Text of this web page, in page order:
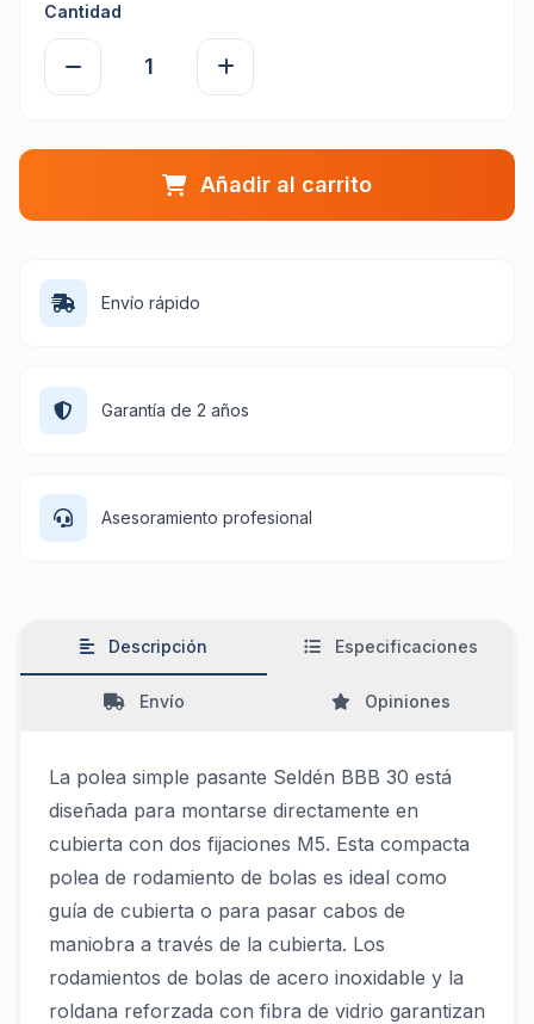
Cantidad
Añadir al carrito
Envío rápido
Garantía de 2 años
Asesoramiento profesional
Descripción Especificaciones
Envío Opiniones
La polea simple pasante Seldén BBB 30 está
diseñada para montarse directamente en
cubierta con dos fijaciones M5. Esta compacta
polea de rodamiento de bolas es ideal como
guía de cubierta o para pasar cabos de
maniobra a través de la cubierta. Los
rodamientos de bolas de acero inoxidable y la
roldana reforzada con fibra de vidrio garantizan